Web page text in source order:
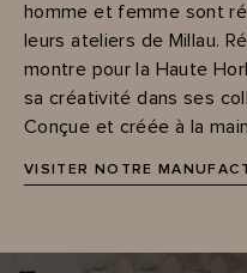
homme et femme sont
leurs ateliers de Millau.
montre pour la Haute
sa créativité dans ses
Conçue et créée à la
VISITER NOTRE